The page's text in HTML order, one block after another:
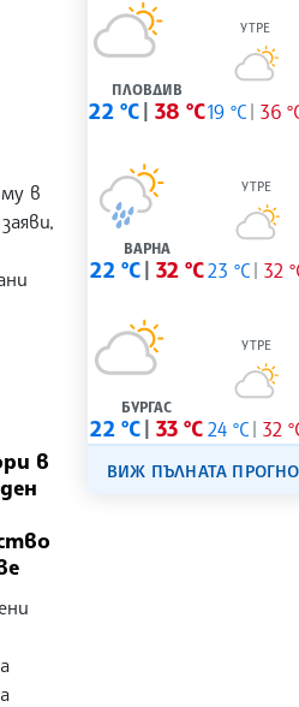
в
в
ПЛОВДИВ
22 °C 38 °C
УТРЕ
19 °C 36
ВАРНА
22 °C 32 °C
УТРЕ
23 °C 32
БУРГАС
22 °C 33 °C
УТРЕ
24 °C 32
ВИЖ ПЪЛНАТА